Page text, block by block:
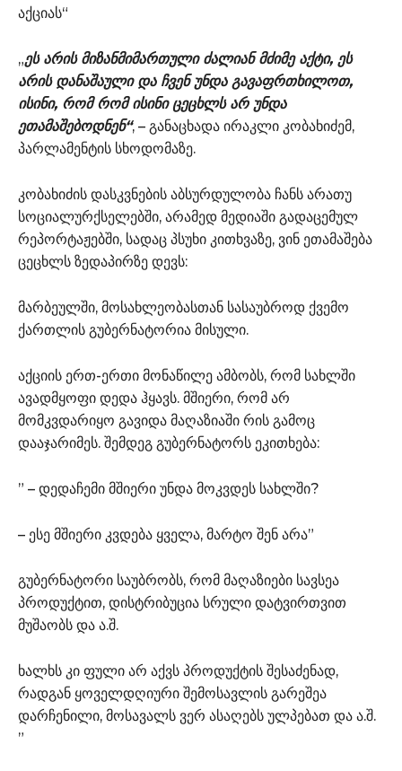
აქციას“
„ეს არის მიზანმიმართული ძალიან მძიმე აქტი, ეს
არის დანაშაული და ჩვენ უნდა გავაფრთხილოთ,
ისინი, რომ რომ ისინი ცეცხლს არ უნდა
ეთამაშებოდნენ“, – განაცხადა ირაკლი კობახიძემ,
პარლამენტის სხოდომაზე.
კობახიძის დასკვნების აბსურდულობა ჩანს არათუ
სოციალურქსელებში, არამედ მედიაში გადაცემულ
რეპორტაჟებში, სადაც პსუხი კითხვაზე, ვინ ეთამაშება
ცეცხლს ზედაპირზე დევს:
მარბეულში, მოსახლეობასთან სასაუბროდ ქვემო
ქართლის გუბერნატორია მისული.
აქციის ერთ-ერთი მონაწილე ამბობს, რომ სახლში
ავადმყოფი დედა ჰყავს. მშიერი, რომ არ
მომკვდარიყო გავიდა მაღაზიაში რის გამოც
დააჯარიმეს. შემდეგ გუბერნატორს ეკითხება:
” – დედაჩემი მშიერი უნდა მოკვდეს სახლში?
– ესე მშიერი კვდება ყველა, მარტო შენ არა”
გუბერნატორი საუბრობს, რომ მაღაზიები სავსეა
პროდუქტით, დისტრიბუცია სრული დატვირთვით
მუშაობს და ა.შ.
ხალხს კი ფული არ აქვს პროდუქტის შესაძენად,
რადგან ყოველდღიური შემოსავლის გარეშეა
დარჩენილი, მოსავალს ვერ ასაღებს ულპებათ და ა.შ.
”